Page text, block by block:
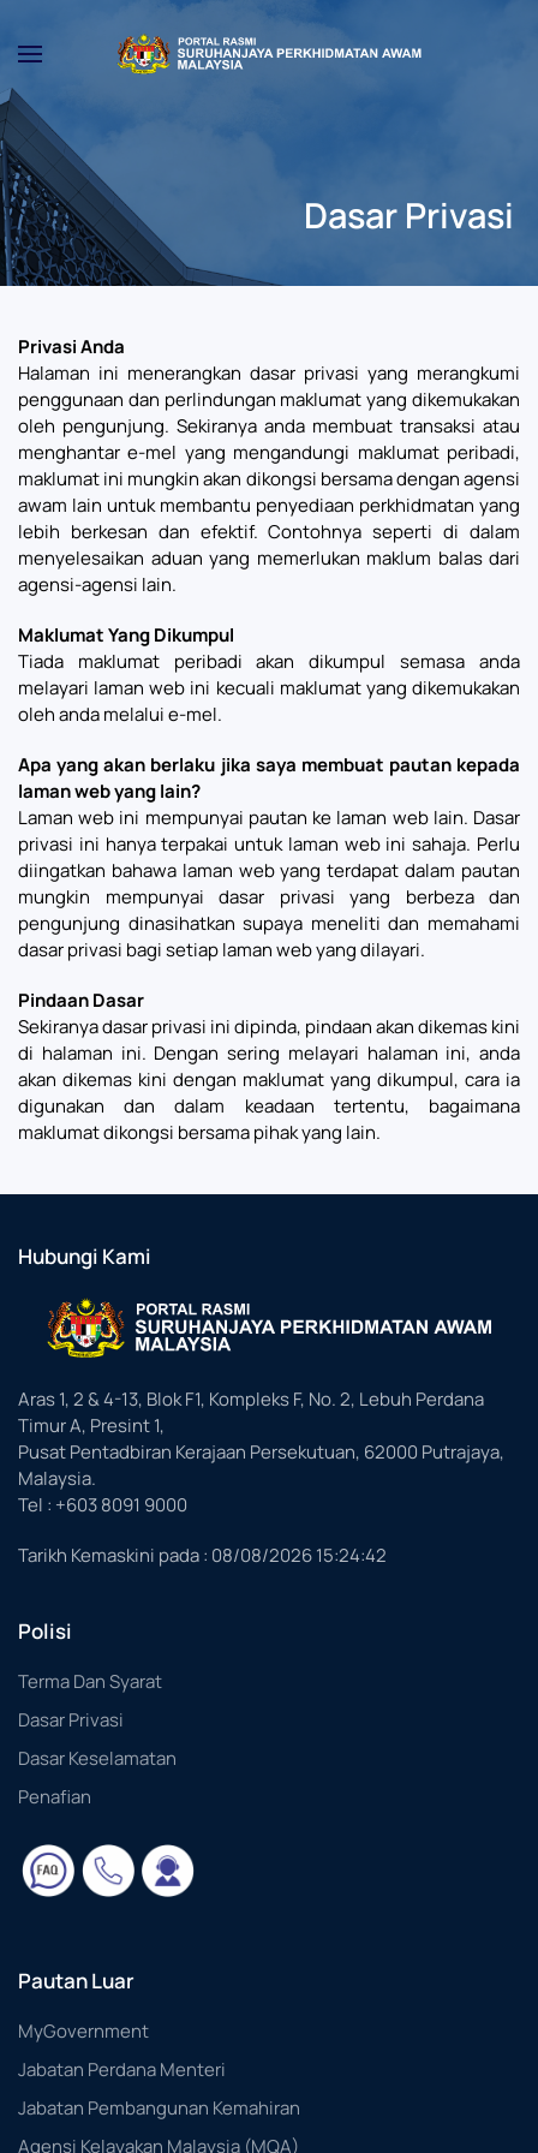
Skip to main content
Dasar Privasi
Privasi Anda
Halaman ini menerangkan dasar privasi yang merangkumi
penggunaan dan perlindungan maklumat yang dikemukakan
oleh pengunjung. Sekiranya anda membuat transaksi atau
menghantar e-mel yang mengandungi maklumat peribadi,
maklumat ini mungkin akan dikongsi bersama dengan agensi
awam lain untuk membantu penyediaan perkhidmatan yang
lebih berkesan dan efektif. Contohnya seperti di dalam
menyelesaikan aduan yang memerlukan maklum balas dari
agensi-agensi lain.
Maklumat Yang Dikumpul
Tiada maklumat peribadi akan dikumpul semasa anda
melayari laman web ini kecuali maklumat yang dikemukakan
oleh anda melalui e-mel.
Apa yang akan berlaku jika saya membuat pautan kepada
laman web yang lain?
Laman web ini mempunyai pautan ke laman web lain. Dasar
privasi ini hanya terpakai untuk laman web ini sahaja. Perlu
diingatkan bahawa laman web yang terdapat dalam pautan
mungkin mempunyai dasar privasi yang berbeza dan
pengunjung dinasihatkan supaya meneliti dan memahami
dasar privasi bagi setiap laman web yang dilayari.
Pindaan Dasar
Sekiranya dasar privasi ini dipinda, pindaan akan dikemas kini
di halaman ini. Dengan sering melayari halaman ini, anda
akan dikemas kini dengan maklumat yang dikumpul, cara ia
digunakan dan dalam keadaan tertentu, bagaimana
maklumat dikongsi bersama pihak yang lain.
Hubungi Kami
Aras 1, 2 & 4-13, Blok F1, Kompleks F, No. 2, Lebuh Perdana
Timur A, Presint 1,
Pusat Pentadbiran Kerajaan Persekutuan, 62000 Putrajaya,
Malaysia.
Tel : +603 8091 9000
Tarikh Kemaskini pada : 08/08/2026 15:24:42
Polisi
Terma Dan Syarat
Dasar Privasi
Dasar Keselamatan
Penafian
Pautan Luar
MyGovernment
Jabatan Perdana Menteri
Jabatan Pembangunan Kemahiran
Agensi Kelayakan Malaysia (MQA)